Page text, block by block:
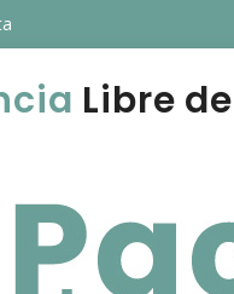
Libre